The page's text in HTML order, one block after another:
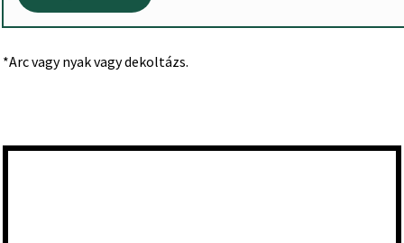
*Arc vagy nyak vagy dekoltázs.